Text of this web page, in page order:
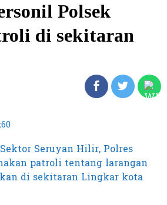
Polsek
di sekitaran
Seruyan Hilir, Polres
patroli tentang larangan
di sekitaran Lingkar kota